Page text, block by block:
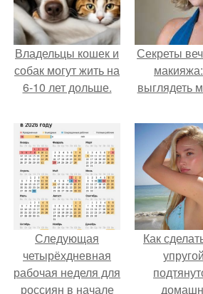
Владельцы кошек и
собак могут жить на
6-10 лет дольше.
Секреты
выглядеть
Следующая
четырёхдневная
рабочая неделя для
россиян в начале
Как